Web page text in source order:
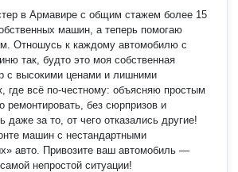
машин, а теперь помогаю
Отношусь к каждому автомобилю с
так, будто это моя собственная
где всё по‑честному: объясняю простым
ремонтировать, без сюрпризов и
машин с нестандартными
автомобиль —
непростой ситуации!